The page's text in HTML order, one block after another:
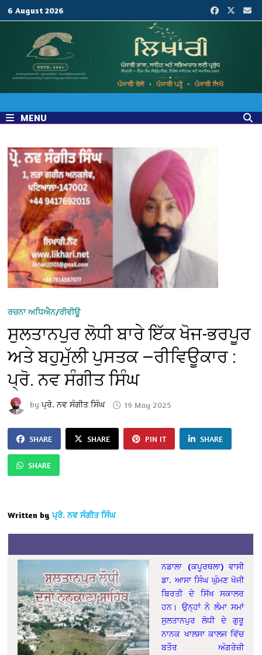
6 August 2026
MENU
ਰਚਨਾ ਅਧਿਐਨ/ਰੀਵੀਊ
ਸੁਲਤਾਨਪੁਰ ਲੋਧੀ ਬਾਰੇ ਇੱਕ ਖੋਜ-ਭਰਪੂਰ
ਅਤੇ ਬਹੁਮੁੱਲੀ ਪੁਸਤਕ —ਰੀਵਿਊਕਾਰ :
ਪ੍ਰੋ. ਨਵ ਸੰਗੀਤ ਸਿੰਘ
byਪ੍ਰੋ. ਨਵ ਸੰਗੀਤ ਸਿੰਘ 19 May 2025
SHARE SHARE PIN IT SHARE
SHARE
Written by ਪ੍ਰੋ. ਨਵ ਸੰਗੀਤ ਸਿੰਘ
ਨਡਾਲਾ (ਕਪੂਰਥਲਾ) ਵਾਸੀ
ਡਾ. ਆਸਾ ਸਿੰਘ ਘੁੰਮਣ ਖੋਜੀ
ਬਿਰਤੀ ਦੇ ਸਿੱਖ ਸਕਾਲਰ
ਹਨ। ਉਨ੍ਹਾਂ ਨੇ ਲੰਮਾ ਸਮਾਂ
ਸੁਲਤਾਨਪੁਰ ਲੋਧੀ ਦੇ ਗੁਰੂ
ਨਾਨਕ ਖਾਲਸਾ ਕਾਲਜ ਵਿੱਚ
ਬਤੌਰ ਅੰਗਰੇਜ਼ੀ